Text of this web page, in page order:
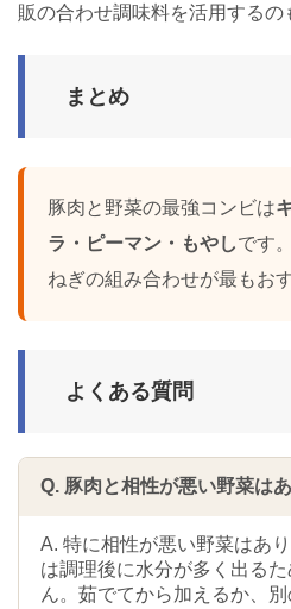
販の合わせ調味料を活用するの
まとめ
豚肉と野菜の最強コンビは
ラ・ピーマン・もやしです
ねぎの組み合わせが最もお
よくある質問
Q. 豚肉と相性が悪い野菜は
A. 特に相性が悪い野菜はあ
は調理後に水分が多く出る
ん。茹でてから加えるか、